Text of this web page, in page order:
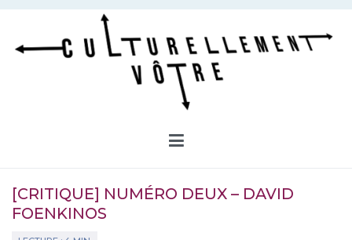
Aller
contenu
[CRITIQUE] NUMÉRO DEUX – DAVID
FOENKINOS